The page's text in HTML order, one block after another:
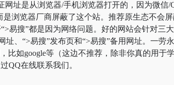
址是从浏览器/手机浏览器打开的，因为微信/
浏览器厂商屏蔽了这个站。推荐原生态不会
易搜”都是因为网络问题。好的网站会针对三
、“>易搜”发布页和“>易搜”备用网址。一劳
如google等（这边不推荐，除非你真的用于
QQ在线联系我们。